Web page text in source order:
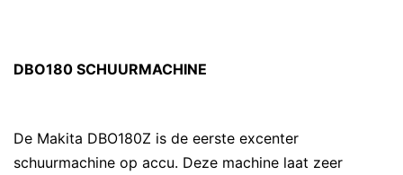
DBO180 SCHUURMACHINE
De Makita DBO180Z is de eerste excenter
schuurmachine op accu. Deze machine laat zeer